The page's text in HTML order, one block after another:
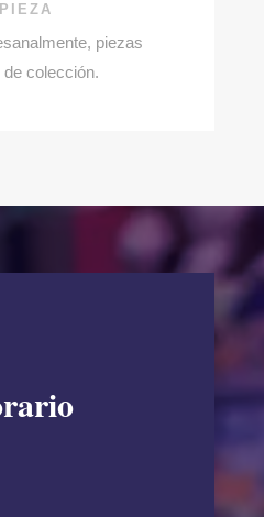
piezas
de colección.